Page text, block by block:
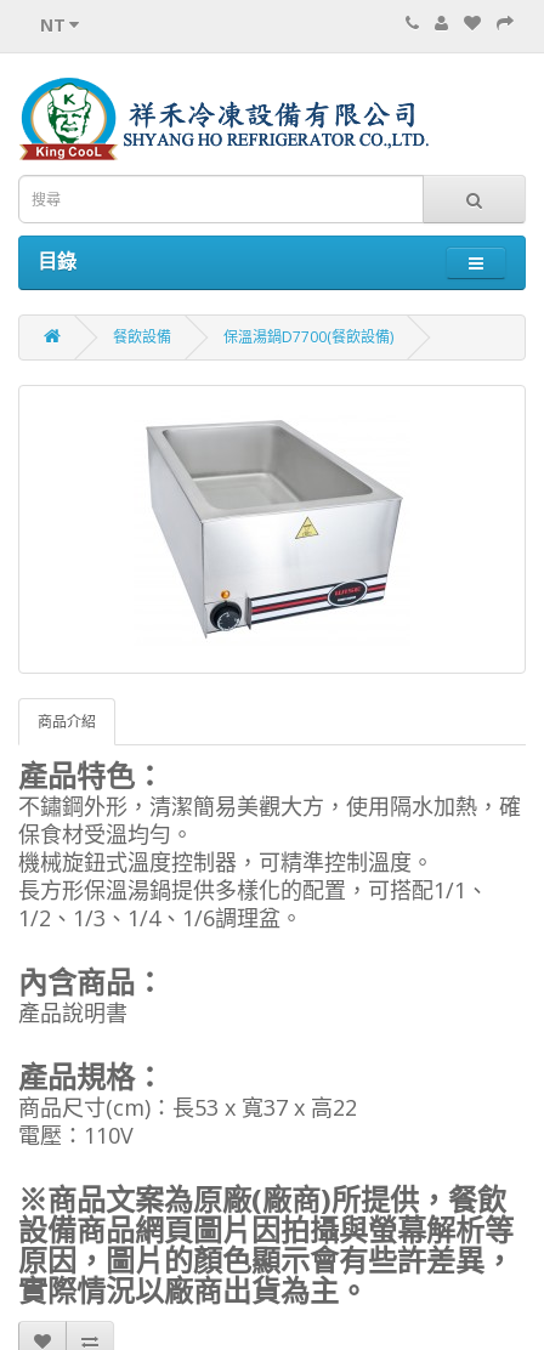
NT
目錄
餐飲設備 保溫湯鍋D7700(餐飲設備)
商品介紹
產品特色：
不鏽鋼外形，清潔簡易美觀大方，使用隔水加熱，確
保食材受溫均勻。
機械旋鈕式溫度控制器，可精準控制溫度。
長方形保溫湯鍋提供多樣化的配置，可搭配1/1、
1/2、1/3、1/4、1/6調理盆。
內含商品：
產品說明書
產品規格：
商品尺寸(cm)：長53 x 寬37 x 高22
電壓：110V
※商品文案為原廠(廠商)所提供，餐飲
設備商品網頁圖片因拍攝與螢幕解析等
原因，圖片的顏色顯示會有些許差異，
實際情況以廠商出貨為主。